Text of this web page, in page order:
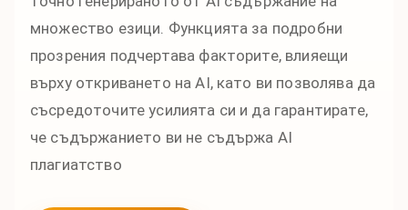
множество езици. Функцията за подробни
прозрения подчертава факторите, влияещи
върху откриването на AI, като ви позволява да
съсредоточите усилията си и да гарантирате,
че съдържанието ви не съдържа AI
плагиатство